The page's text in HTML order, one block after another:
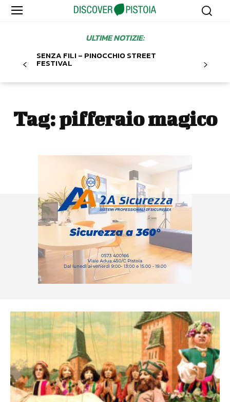
ULTIME NOTIZIE:
SENZA FILI – PINOCCHIO STREET
FESTIVAL
Tag:pifferaio magico